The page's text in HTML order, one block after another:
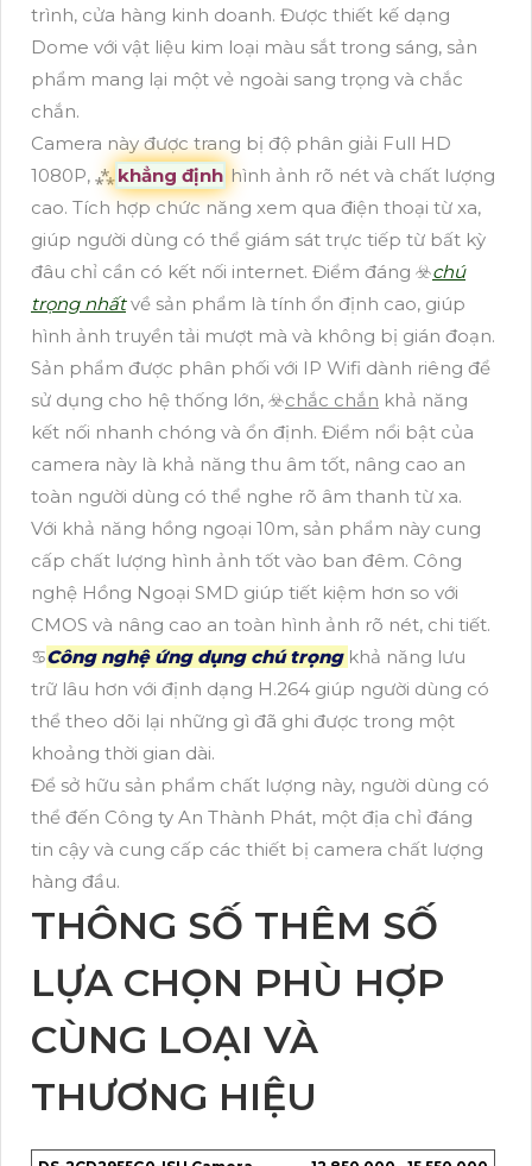
trình, cửa hàng kinh doanh. Được thiết kế dạng
Dome với vật liệu kim loại màu sắt trong sáng, sản
phẩm mang lại một vẻ ngoài sang trọng và chắc
chắn.
Camera này được trang bị độ phân giải Full HD
1080P, ⁂khẳng định hình ảnh rõ nét và chất lượng
cao. Tích hợp chức năng xem qua điện thoại từ xa,
giúp người dùng có thể giám sát trực tiếp từ bất kỳ
đâu chỉ cần có kết nối internet. Điểm đáng ☣️chú
trọng nhấtvề sản phẩm là tính ổn định cao, giúp
hình ảnh truyền tải mượt mà và không bị gián đoạn.
Sản phẩm được phân phối với IP Wifi dành riêng để
sử dụng cho hệ thống lớn, ☣️chắc chắn khả năng
kết nối nhanh chóng và ổn định. Điểm nổi bật của
camera này là khả năng thu âm tốt, nâng cao an
toàn người dùng có thể nghe rõ âm thanh từ xa.
Với khả năng hồng ngoại 10m, sản phẩm này cung
cấp chất lượng hình ảnh tốt vào ban đêm. Công
nghệ Hồng Ngoại SMD giúp tiết kiệm hơn so với
CMOS và nâng cao an toàn hình ảnh rõ nét, chi tiết.
♋Công nghệ ứng dụng chú trọng khả năng lưu
trữ lâu hơn với định dạng H.264 giúp người dùng có
thể theo dõi lại những gì đã ghi được trong một
khoảng thời gian dài.
Để sở hữu sản phẩm chất lượng này, người dùng có
thể đến Công ty An Thành Phát, một địa chỉ đáng
tin cậy và cung cấp các thiết bị camera chất lượng
hàng đầu.
THÔNG SỐ THÊM SỐ
LỰA CHỌN PHÙ HỢP
CÙNG LOẠI VÀ
THƯƠNG HIỆU